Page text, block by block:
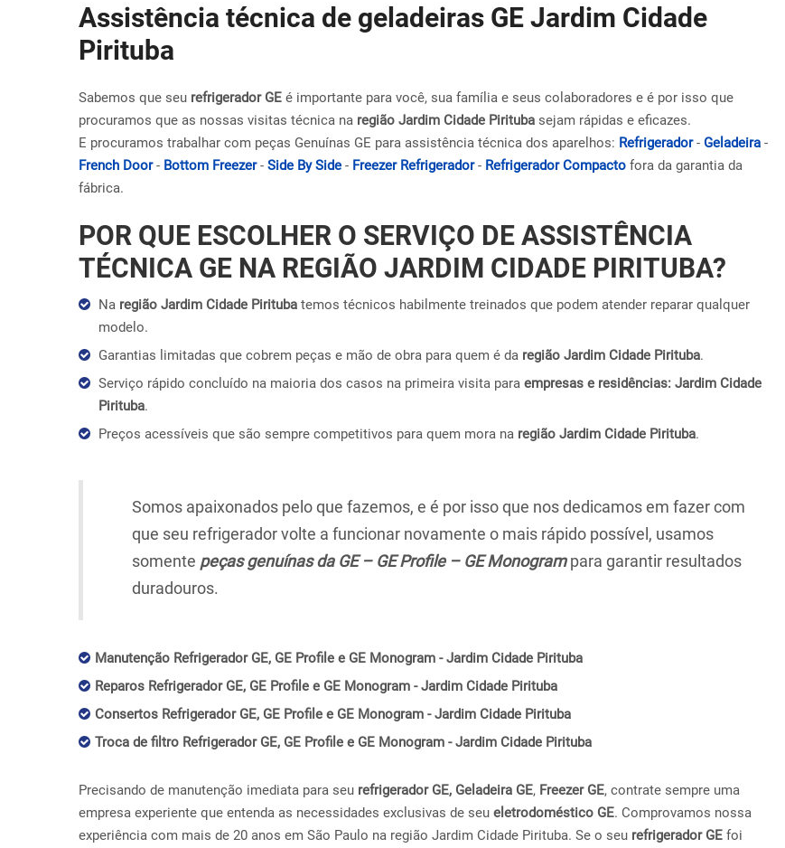
Assistência técnica de geladeiras GE Jardim Cidade
Pirituba
Sabemos que seu refrigerador GE é importante para você, sua família e seus colaboradores e é por isso que
procuramos que as nossas visitas técnica na região Jardim Cidade Pirituba sejam rápidas e eficazes.
E procuramos trabalhar com peças Genuínas GE para assistência técnica dos aparelhos: Refrigerador- Geladeira -
French Door- Bottom Freezer- Side By Side - Freezer Refrigerador- Refrigerador Compacto fora da garantia da
fábrica.
POR QUE ESCOLHER O SERVIÇO DE ASSISTÊNCIA
TÉCNICA GE NA REGIÃO JARDIM CIDADE PIRITUBA?
Na região Jardim Cidade Pirituba temos técnicos habilmente treinados que podem atender reparar qualquer
modelo.
Garantias limitadas que cobrem peças e mão de obra para quem é da região Jardim Cidade Pirituba.
Serviço rápido concluído na maioria dos casos na primeira visita para empresas e residências: Jardim Cidade
Pirituba.
Preços acessíveis que são sempre competitivos para quem mora na região Jardim Cidade Pirituba.
Somos apaixonados pelo que fazemos, e é por isso que nos dedicamos em fazer com
que seu refrigerador volte a funcionar novamente o mais rápido possível, usamos
somente peças genuínas da GE – GE Profile – GE Monogrampara garantir resultados
duradouros.
Manutenção Refrigerador GE, GE Profile e GE Monogram - Jardim Cidade Pirituba
Reparos Refrigerador GE, GE Profile e GE Monogram - Jardim Cidade Pirituba
Consertos Refrigerador GE, GE Profile e GE Monogram - Jardim Cidade Pirituba
Troca de filtro Refrigerador GE, GE Profile e GE Monogram - Jardim Cidade Pirituba
Precisando de manutenção imediata para seu refrigerador GE, Geladeira GE, Freezer GE, contrate sempre uma
empresa experiente que entenda as necessidades exclusivas de seu eletrodoméstico GE. Comprovamos nossa
experiência com mais de 20 anos em São Paulo na região Jardim Cidade Pirituba. Se o seu refrigerador GE foi